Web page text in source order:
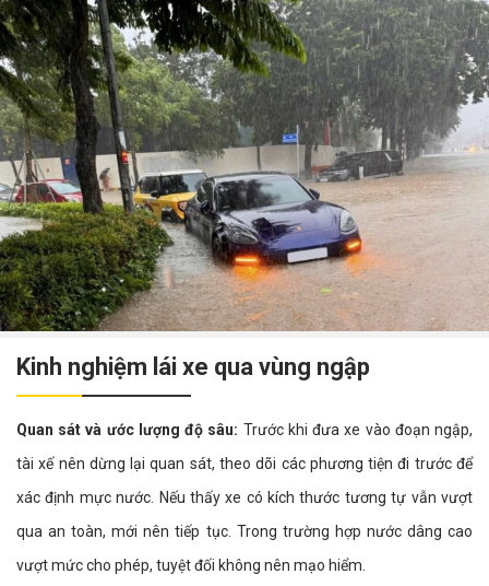
Kinh nghiệm lái xe qua vùng ngập
Quan sát và ước lượng độ sâu: Trước khi đưa xe vào đoạn ngập,
tài xế nên dừng lại quan sát, theo dõi các phương tiện đi trước để
xác định mực nước. Nếu thấy xe có kích thước tương tự vẫn vượt
qua an toàn, mới nên tiếp tục. Trong trường hợp nước dâng cao
vượt mức cho phép, tuyệt đối không nên mạo hiểm.